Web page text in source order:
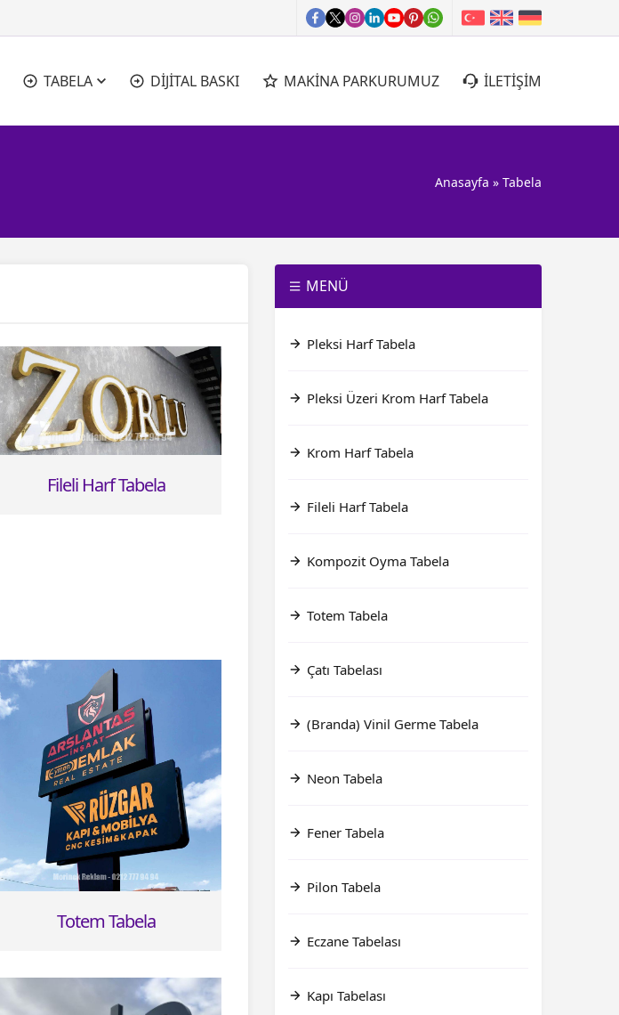
TABELA DİJİTAL BASKI MAKİNA PARKURUMUZ İLETİŞİM
Anasayfa » Tabela
Fileli Harf Tabela
Totem Tabela
MENÜ
Pleksi Harf Tabela
Pleksi Üzeri Krom Harf Tabela
Krom Harf Tabela
Fileli Harf Tabela
Kompozit Oyma Tabela
Totem Tabela
Çatı Tabelası
(Branda) Vinil Germe Tabela
Neon Tabela
Fener Tabela
Pilon Tabela
Eczane Tabelası
Kapı Tabelası